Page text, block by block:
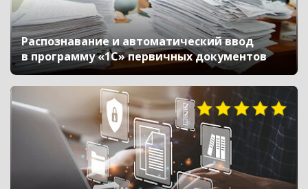
Распознавание и автоматический ввод
в программу «1С» первичных документов